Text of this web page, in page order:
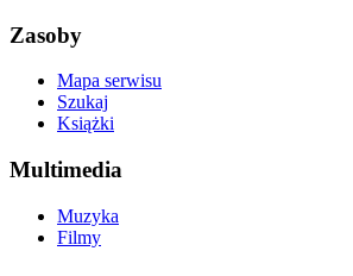
Zasoby
Mapa serwisu
Szukaj
Książki
Multimedia
Muzyka
Filmy